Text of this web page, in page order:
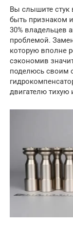
Вы слышите стук
быть признаком
30% владельцев
проблемой.
которую вполне
сэкономив
поделюсь своим
двигателю тихую